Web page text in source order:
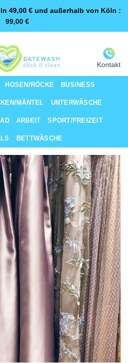
49,00 € und außerhalb von Köln :
99,00 €
Kontakt
HOSEN/RÖCKE BUSINESS
MÄNTEL UNTERWÄSCHE
ARBEIT SPORT/FREIZEIT
BETTWÄSCHE